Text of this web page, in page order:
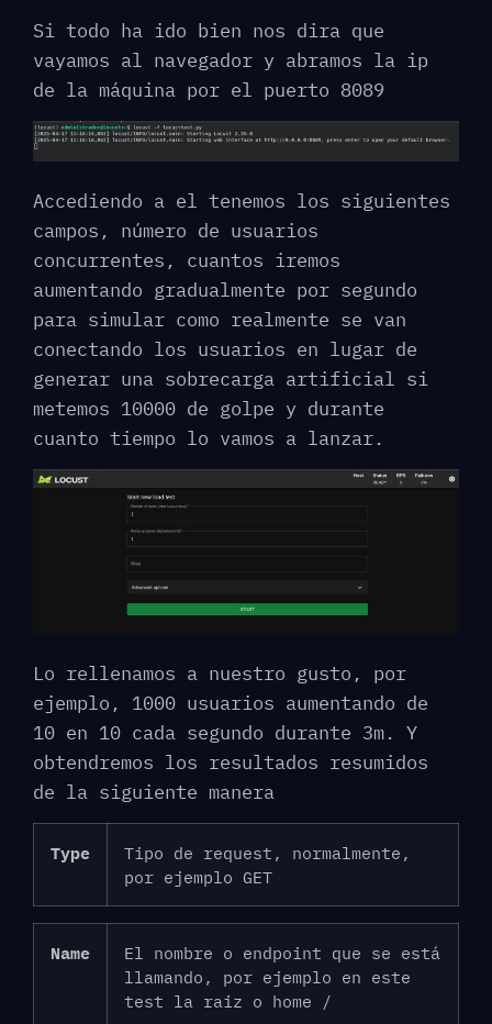
Si todo ha ido bien nos dira que
vayamos al navegador y abramos la ip
de la máquina por el puerto 8089
Accediendo a el tenemos los siguientes
campos, número de usuarios
concurrentes, cuantos iremos
aumentando gradualmente por segundo
para simular como realmente se van
conectando los usuarios en lugar de
generar una sobrecarga artificial si
metemos 10000 de golpe y durante
cuanto tiempo lo vamos a lanzar.
Lo rellenamos a nuestro gusto, por
ejemplo, 1000 usuarios aumentando de
10 en 10 cada segundo durante 3m. Y
obtendremos los resultados resumidos
de la siguiente manera
Type
Tipo de request, normalmente,
por ejemplo GET
Name
El nombre o endpoint que se está
llamando, por ejemplo en este
test la raiz o home /